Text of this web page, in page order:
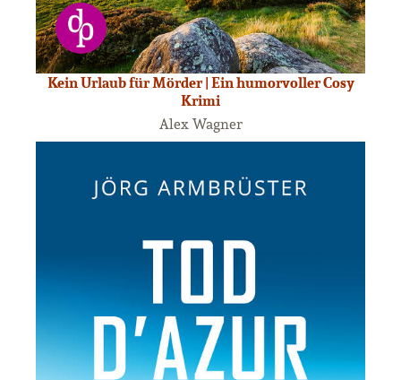
Kein Urlaub für Mörder | Ein humorvoller Cosy
Krimi
Alex Wagner